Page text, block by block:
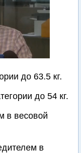
до 63.5 кг.
до 54 кг.
в весовой
в